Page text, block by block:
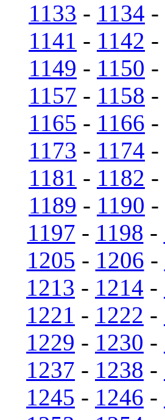
1133 - 1134 -
1141 - 1142 -
1149 - 1150 -
1157 - 1158 -
1165 - 1166 -
1173 - 1174 -
1181 - 1182 -
1189 - 1190 -
1197 - 1198 -
1205 - 1206 -
1213 - 1214 -
1221 - 1222 -
1229 - 1230 -
1237 - 1238 -
1245 - 1246 -